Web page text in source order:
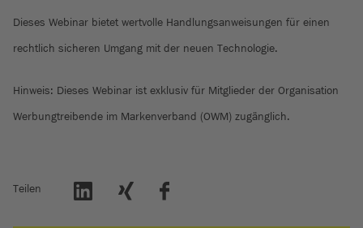
Dieses Webinar bietet wertvolle Handlungsanweisungen für einen
rechtlich sicheren Umgang mit der neuen Technologie.
Hinweis: Dieses Webinar ist exklusiv für Mitglieder der Organisation
Werbungtreibende im Markenverband (OWM) zugänglich.
Teilen